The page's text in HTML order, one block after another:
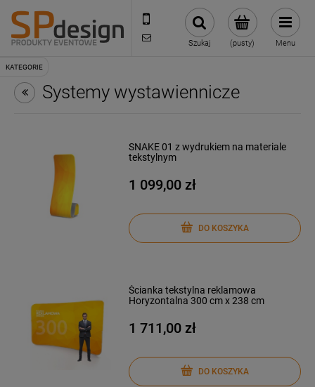
221002030
sklep@reklamydrukarnia.pl
(pusty)
Szukaj Menu
Systemy wystawiennicze
SNAKE 01 z wydrukiem na materiale
tekstylnym
1 099,00 zł
DO KOSZYKA
Ścianka tekstylna reklamowa
Horyzontalna 300 cm x 238 cm
1 711,00 zł
DO KOSZYKA